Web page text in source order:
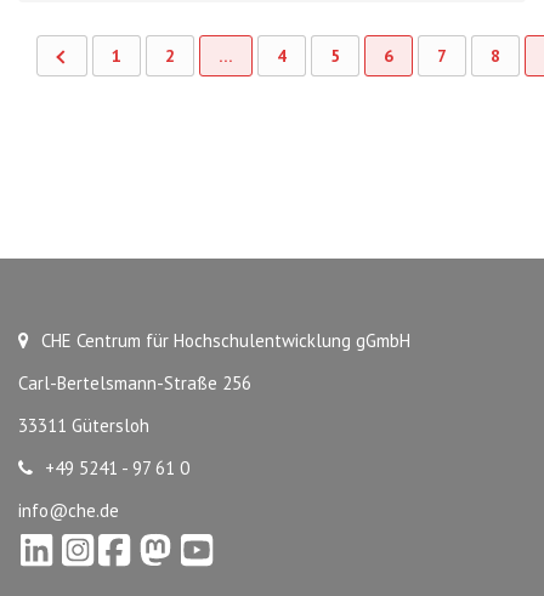
1 2 … 4 5 6 7 8
CHE Centrum für Hochschulentwicklung gGmbH
Carl-Bertelsmann-Straße 256
33311 Gütersloh
+49 5241 - 97 61 0
info@che.de